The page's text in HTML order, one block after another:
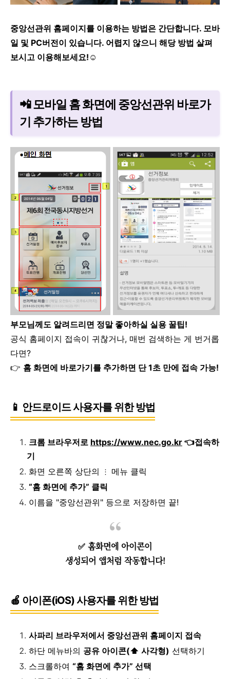
중앙선관위 홈페이지를 이용하는 방법은 간단합니다. 모바
일 및 PC버전이 있습니다. 어렵지 않으니 해당 방법 살펴
보시고 이용해보세요!☺️
📲 모바일 홈 화면에 중앙선관위 바로가
기 추가하는 방법
부모님께도 알려드리면 정말 좋아하실 실용 꿀팁!
공식 홈페이지 접속이 귀찮거나, 매번 검색하는 게 번거롭
다면?
👉 홈 화면에 바로가기를 추가하면 단 1초 만에 접속 가능!
📱 안드로이드 사용자를 위한 방법
크롬 브라우저로 https://www.nec.go.kr 👈접속하
기
화면 오른쪽 상단의
︙
메뉴 클릭
“홈 화면에 추가” 클릭
이름을 "중앙선관위" 등으로 저장하면 끝!
✅ 홈화면에 아이콘이
생성되어 앱처럼 작동합니다!
🍎 아이폰(iOS) 사용자를 위한 방법
사파리 브라우저에서 중앙선관위 홈페이지 접속
하단 메뉴바의 공유 아이콘(⬆️ 사각형) 선택하기
스크롤하여 “홈 화면에 추가” 선택